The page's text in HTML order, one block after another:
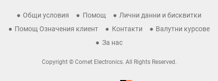
Общи условия Помощ
Лични данни и бисквитки
Помощ Означения клиент
Контакти
Валутни курсове
За нас
Copyright © Comet Electronics. All Rights Reserved.